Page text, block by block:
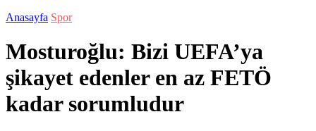
Anasayfa Spor
Mosturoğlu: Bizi UEFA’ya
şikayet edenler en az FETÖ
kadar sorumludur